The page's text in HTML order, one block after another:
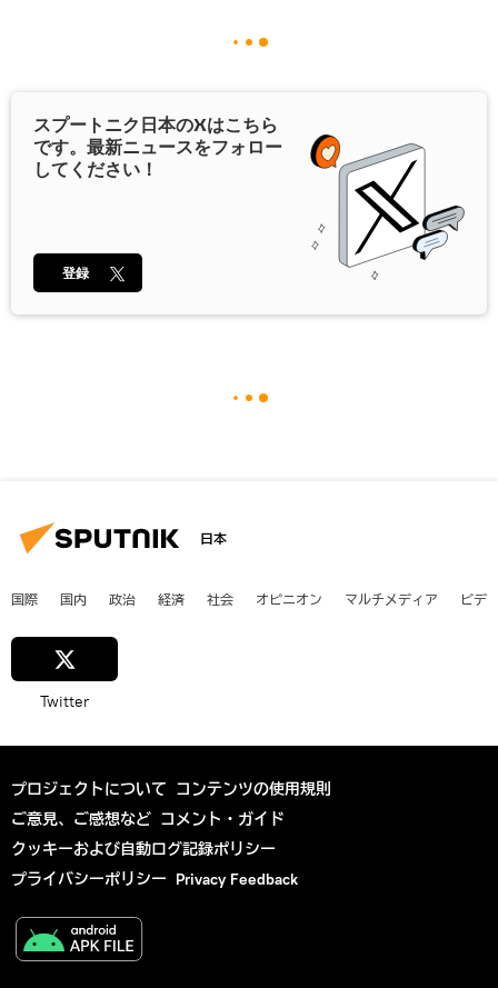
スプートニク日本のXはこちら
です。最新ニュースをフォロー
してください！
登録
日本
国際 国内 政治 経済 社会 オピニオン マルチメディア ビデ
Twitter
プロジェクトについて コンテンツの使用規則
ご意見、ご感想など コメント・ガイド
クッキーおよび自動ログ記録ポリシー
プライバシーポリシー Privacy Feedback